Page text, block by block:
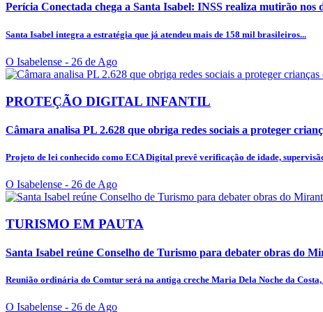
Perícia Conectada chega a Santa Isabel: INSS realiza mutirão nos
Santa Isabel integra a estratégia que já atendeu mais de 158 mil brasileiros...
O Isabelense - 26 de Ago
PROTEÇÃO DIGITAL INFANTIL
Câmara analisa PL 2.628 que obriga redes sociais a proteger
Projeto de lei conhecido como ECA Digital prevê verificação de idade,
O Isabelense - 26 de Ago
TURISMO EM PAUTA
Santa Isabel reúne Conselho de Turismo para debater obras do
Reunião ordinária do Comtur será na antiga creche Maria Dela Noche da Costa,
O Isabelense - 26 de Ago